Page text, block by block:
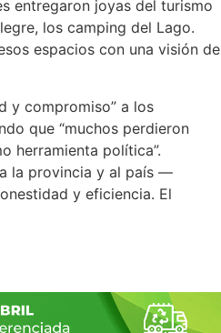
entregaron joyas del turismo
los camping del Lago.
espacios con una visión de
y compromiso” a los
que “muchos perdieron
herramienta política”.
la provincia y al país —
y eficiencia. El